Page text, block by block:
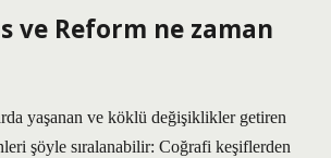
ve Reform ne zaman
yaşanan ve köklü değişiklikler getiren
şöyle sıralanabilir: Coğrafi keşiflerden